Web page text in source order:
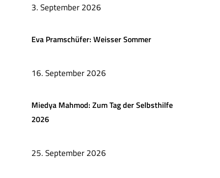
3. September 2026
Eva Pramschüfer: Weisser Sommer
16. September 2026
Miedya Mahmod: Zum Tag der Selbsthilfe
2026
25. September 2026